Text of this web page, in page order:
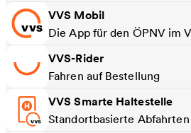
VVS Mobil
Die App für den ÖPNV im
VVS-Rider
Fahren auf Bestellung
VVS Smarte Haltestelle
Standortbasierte